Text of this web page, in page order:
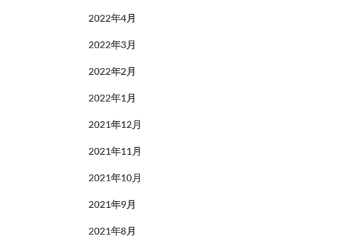
2022年4月
2022年3月
2022年2月
2022年1月
2021年12月
2021年11月
2021年10月
2021年9月
2021年8月